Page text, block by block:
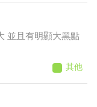
骨 請問醫師這是
並且有明顯大黑點
其他